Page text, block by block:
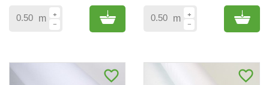
m Add to cart m Add
favorite_border favorite_border